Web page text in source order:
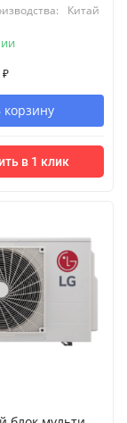
Китай
₽
корзину
в 1 клик